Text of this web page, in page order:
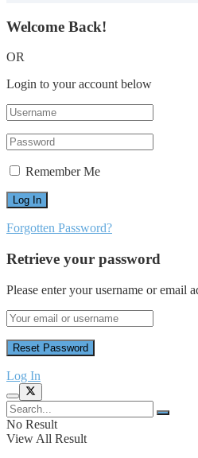
Welcome Back!
OR
Login to your account below
Remember Me
Forgotten Password?
Retrieve your password
Please enter your username or email
Log In
No Result
View All Result